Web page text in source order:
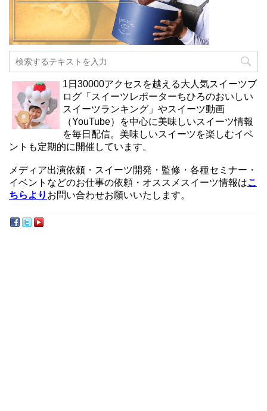
1日30000アクセスを越える大人気スイーツブ
ログ「スイーツレポーターちひろのおいしい
スイーツランキング」やスイーツ動画
（YouTube）を中心に美味しいスイーツ情報
を毎日配信。美味しいスイーツを楽しむイベ
ントも定期的に開催しています。
メディア出演依頼・スイーツ開発・監修・各種セミナー・
イベントなどのお仕事の依頼・オススメスイーツ情報はこ
ちらより お問い合わせお願いいたします。